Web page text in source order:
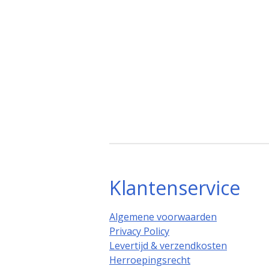
Klantenservice
Algemene voorwaarden
Privacy Policy
Levertijd & verzendkosten
Herroepingsrecht